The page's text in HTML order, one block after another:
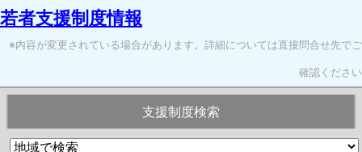
若者支援制度情報
※内容が変更されている場合があります。詳細については直接問合せ先でご
確認ください
支援制度検索